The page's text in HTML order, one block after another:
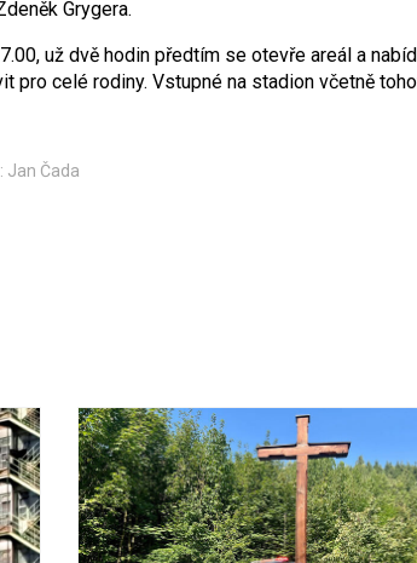
Grygera.
už dvě hodin předtím se otevře areál a
pro celé rodiny. Vstupné na stadion včetně
Jan Čada